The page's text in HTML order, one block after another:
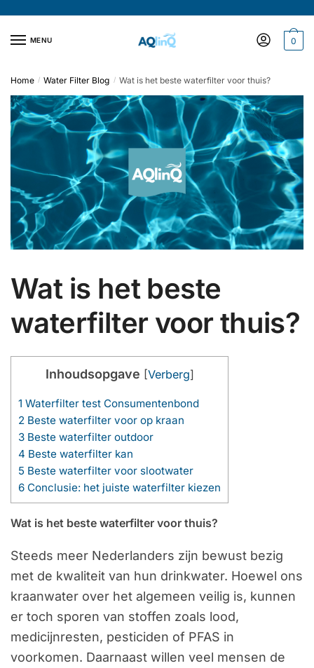
navigatie
inhoudMENU 0
Home / Water Filter Blog / Wat is het beste waterfilter voor thuis?
Wat is het beste
waterfilter voor thuis?
Inhoudsopgave [Verberg]
1 Waterfilter test Consumentenbond
2 Beste waterfilter voor op kraan
3 Beste waterfilter outdoor
4 Beste waterfilter kan
5 Beste waterfilter voor slootwater
6 Conclusie: het juiste waterfilter kiezen
Wat is het beste waterfilter voor thuis?
Steeds meer Nederlanders zijn bewust bezig
met de kwaliteit van hun drinkwater. Hoewel ons
kraanwater over het algemeen veilig is, kunnen
er toch sporen van stoffen zoals lood,
medicijnresten, pesticiden of PFAS in
voorkomen. Daarnaast willen veel mensen de